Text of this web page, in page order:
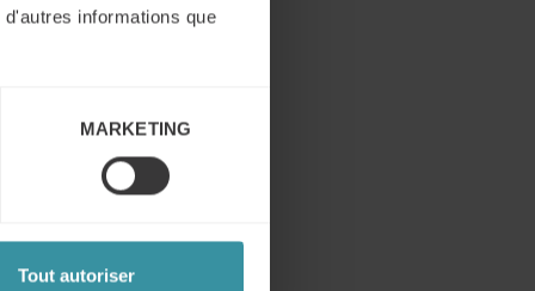
informations que
MARKETING
Tout autoriser
En cas de demandes
: